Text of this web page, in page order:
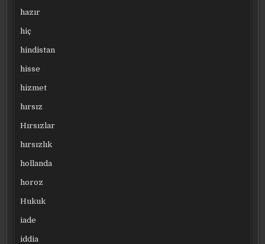
hazır
hiç
hindistan
hisse
hizmet
hırsız
Hırsızlar
hırsızlık
hollanda
horoz
Hukuk
iade
iddia